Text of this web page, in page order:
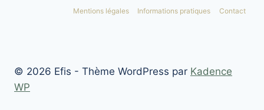
enfant
Mentions légales Informations pratiques Contact
© 2026 Efis - Thème WordPress par Kadence
WP